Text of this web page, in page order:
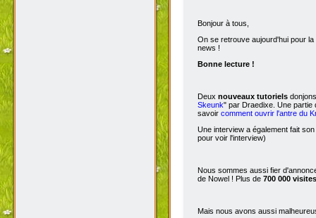
Bonjour à tous,
On se retrouve aujourd'hui pour
news !
Bonne lecture !
Deux nouveaux tutoriels
Skeunk" par Draedixe. Une partie
savoir comment ouvrir l'antre du
Une interview a également fait
pour voir l'interview)
Nous sommes aussi fier
de Nowel ! Plus de 700 000 visites
Mais nous avons aussi